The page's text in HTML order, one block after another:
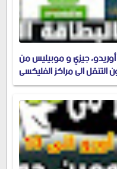
جيزي و موبيليس من
التنقل الى مراكز الفليكسي